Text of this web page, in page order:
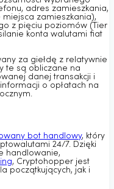
adres zamieszkania,
zamieszkania),
z pięciu poziomów (Tier
konta walutami fiat
za giełdę z relatywnie
te są obliczane na
danej transakcji i
o opłatach na
bot handlowy, który
24/7. Dzięki
handlowanie,
, Cryptohopper jest
początkujących, jak i